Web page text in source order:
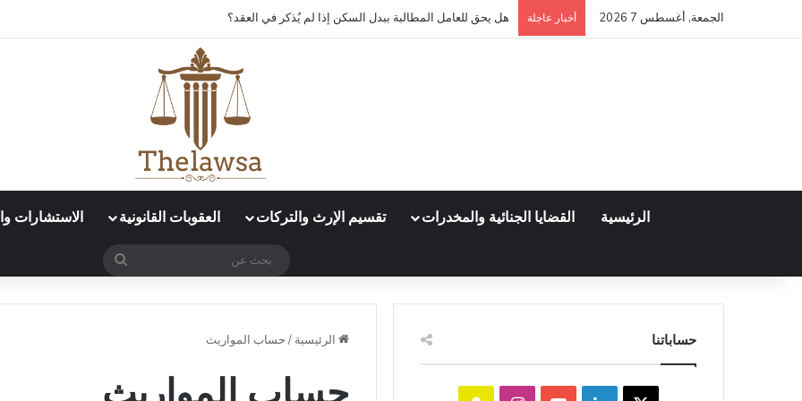
الجمعة, أغسطس 7 2026 أخبار عاجلة هل يحق للعامل المطالبة ببدل السكن إذا لم يُذكر في العقد؟
الرئيسية القضايا الجنائية والمخدرات تقسيم الإرث والتركات العقوبات القانونية الاستشارات
بحث
الرئيسية / حساب المواريث حساباتنا